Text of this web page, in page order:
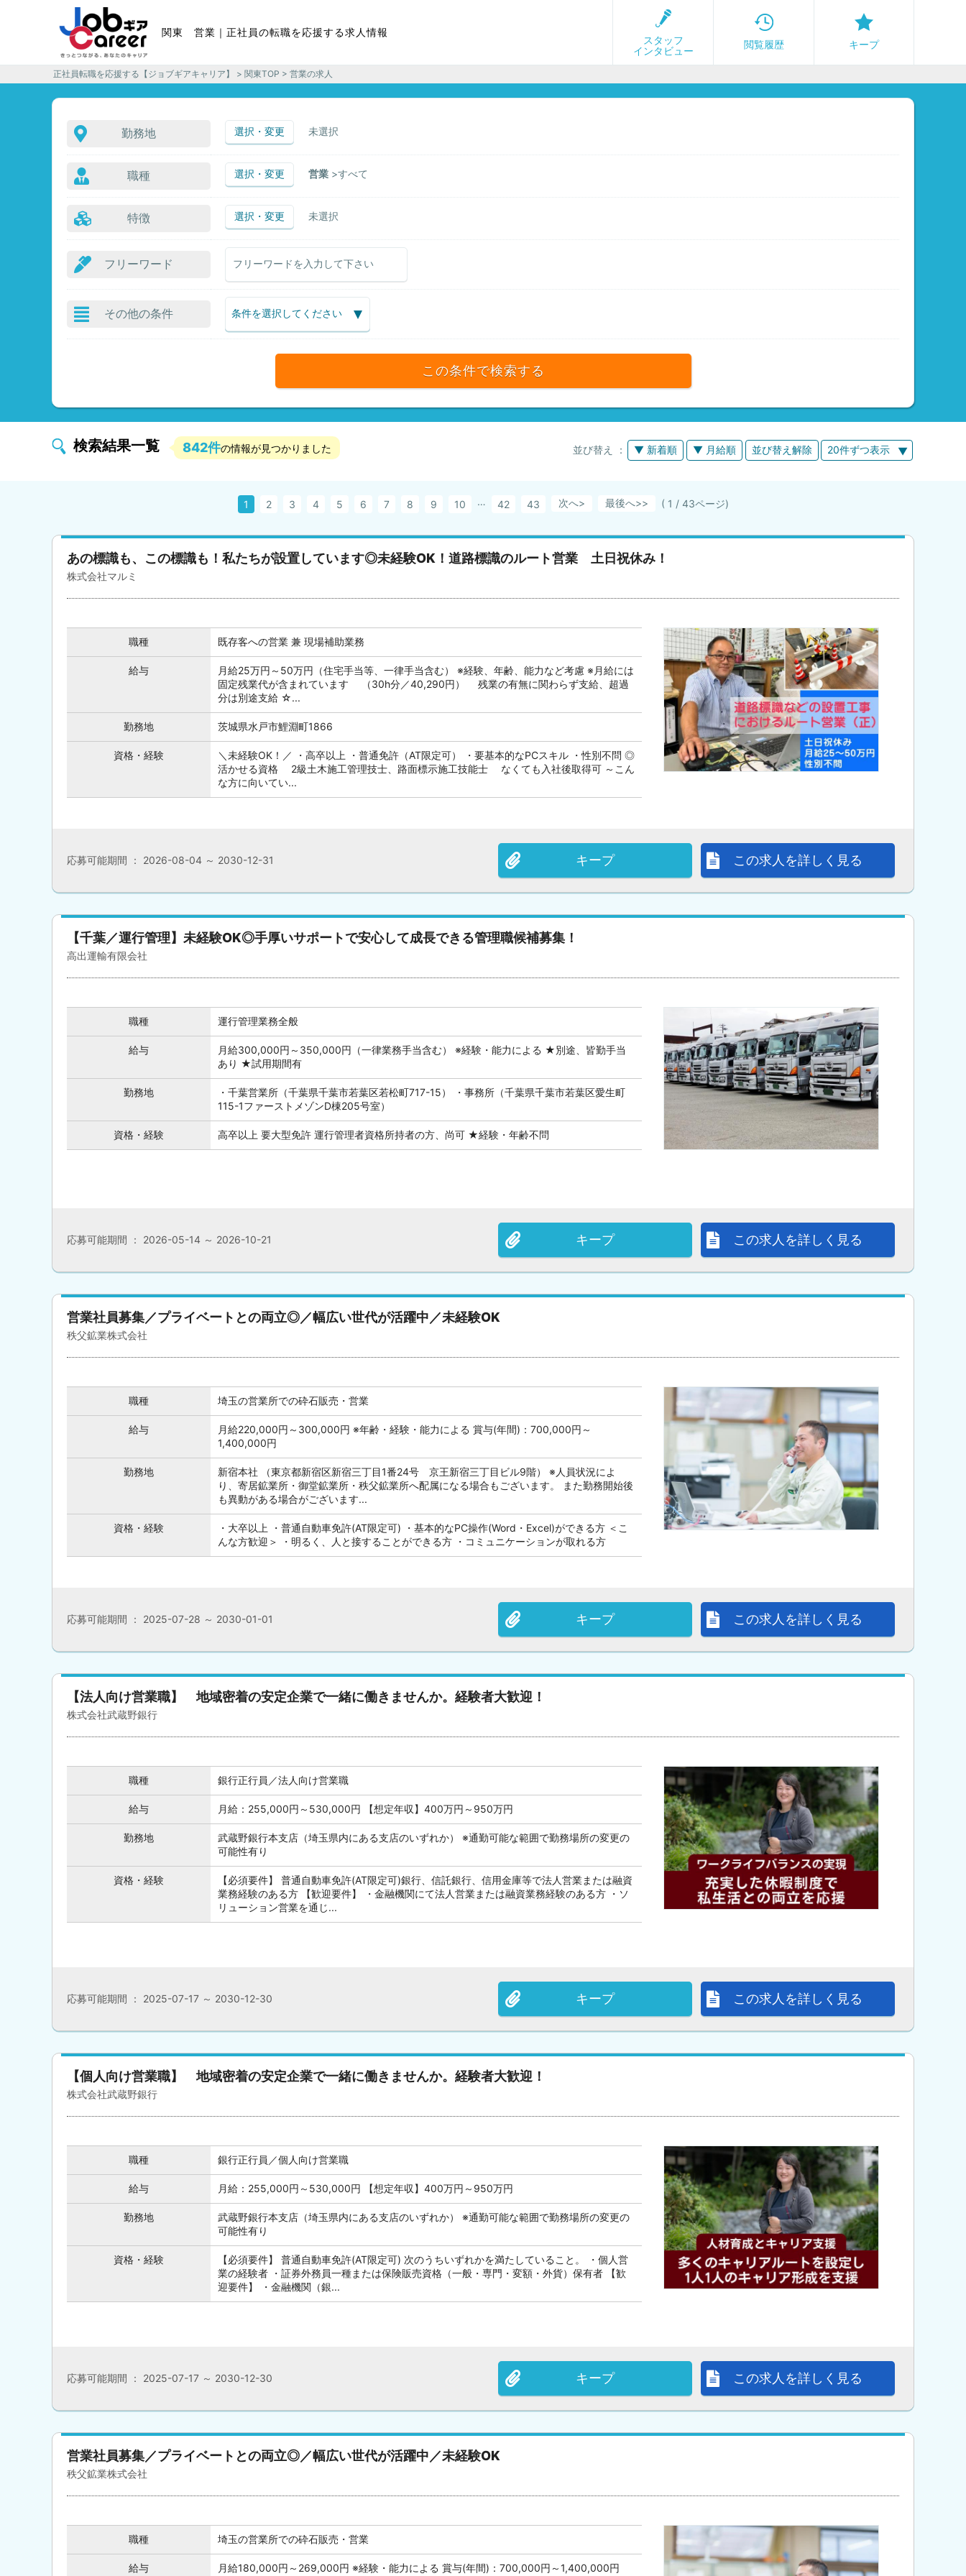
関東 営業｜正社員の転職を応援する求人情報
スタッフ
インタビュー
閲覧履歴 キープ
正社員転職を応援する【ジョブギアキャリア】 > 関東TOP > 営業の求人
勤務地 選択・変更 未選択
職種 選択・変更 営業 すべて
特徴 選択・変更 未選択
フリーワード
その他の条件
この条件で検索する
検索結果一覧 842件の情報が見つかりました 20件ずつ表示
並び替え ： ▼ 新着順 ▼ 月給順 並び替え解除
1 2 3 4 5 6 7 8 9 10 … 42 43 次へ> 最後へ ( 1 / 43ページ)
あの標識も、この標識も！私たちが設置しています◎未経験OK！道路標識のルート営業 土日祝休み！
株式会社マルミ
職種 既存客への営業 兼 現場補助業務
給与
月給25万円～50万円（住宅手当等、一律手当含む） ※経験、年齢、能力など考慮 ※月給には
固定残業代が含まれています （30h分／40,290円） 残業の有無に関わらず支給、超過
分は別途支給 ☆...
勤務地 茨城県水戸市鯉淵町1866
資格・経験
＼未経験OK！／ ・高卒以上 ・普通免許（AT限定可） ・要基本的なPCスキル ・性別不問 ◎
活かせる資格 2級土木施工管理技士、路面標示施工技能士 なくても入社後取得可 ～こん
な方に向いてい...
この求人を詳しく見る
キープ
応募可能期間 ： 2026-08-04 ～ 2030-12-31
【千葉／運行管理】未経験OK◎手厚いサポートで安心して成長できる管理職候補募集！
高出運輸有限会社
職種 運行管理業務全般
給与
月給300,000円～350,000円（一律業務手当含む） ※経験・能力による ★別途、皆勤手当
あり ★試用期間有
勤務地
・千葉営業所（千葉県千葉市若葉区若松町717-15） ・事務所（千葉県千葉市若葉区愛生町
115-1ファーストメゾンD棟205号室）
資格・経験 高卒以上 要大型免許 運行管理者資格所持者の方、尚可 ★経験・年齢不問
この求人を詳しく見る
キープ
応募可能期間 ： 2026-05-14 ～ 2026-10-21
営業社員募集／プライベートとの両立◎／幅広い世代が活躍中／未経験OK
秩父鉱業株式会社
職種 埼玉の営業所での砕石販売・営業
給与
月給220,000円～300,000円 ※年齢・経験・能力による 賞与(年間)：700,000円～
1,400,000円
勤務地
新宿本社 （東京都新宿区新宿三丁目1番24号 京王新宿三丁目ビル9階） ※人員状況によ
り、寄居鉱業所・御堂鉱業所・秩父鉱業所へ配属になる場合もございます。 また勤務開始後
も異動がある場合がございます...
資格・経験
・大卒以上 ・普通自動車免許(AT限定可) ・基本的なPC操作(Word・Excel)ができる方 ＜こ
んな方歓迎＞ ・明るく、人と接することができる方 ・コミュニケーションが取れる方
この求人を詳しく見る
キープ
応募可能期間 ： 2025-07-28 ～ 2030-01-01
【法人向け営業職】 地域密着の安定企業で一緒に働きませんか。経験者大歓迎！
株式会社武蔵野銀行
職種 銀行正行員／法人向け営業職
給与 月給：255,000円～530,000円 【想定年収】400万円～950万円
勤務地
武蔵野銀行本支店（埼玉県内にある支店のいずれか） ※通勤可能な範囲で勤務場所の変更の
可能性有り
資格・経験
【必須要件】 普通自動車免許(AT限定可) 銀行、信託銀行、信用金庫等で法人営業または融資
業務経験のある方 【歓迎要件】 ・金融機関にて法人営業または融資業務経験のある方 ・ソ
リューション営業を通じ...
この求人を詳しく見る
キープ
応募可能期間 ： 2025-07-17 ～ 2030-12-30
【個人向け営業職】 地域密着の安定企業で一緒に働きませんか。経験者大歓迎！
株式会社武蔵野銀行
職種 銀行正行員／個人向け営業職
給与 月給：255,000円～530,000円 【想定年収】400万円～950万円
勤務地
武蔵野銀行本支店（埼玉県内にある支店のいずれか） ※通勤可能な範囲で勤務場所の変更の
可能性有り
資格・経験
【必須要件】 普通自動車免許(AT限定可) 次のうちいずれかを満たしていること。 ・個人営
業の経験者 ・証券外務員一種または保険販売資格（一般・専門・変額・外貨）保有者 【歓
迎要件】 ・金融機関（銀...
この求人を詳しく見る
キープ
応募可能期間 ： 2025-07-17 ～ 2030-12-30
営業社員募集／プライベートとの両立◎／幅広い世代が活躍中／未経験OK
秩父鉱業株式会社
職種 埼玉の営業所での砕石販売・営業
給与 月給180,000円～269,000円 ※経験・能力による 賞与(年間)：700,000円～1,400,000円